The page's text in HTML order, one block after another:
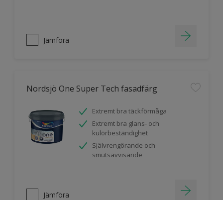
Jämföra
Nordsjö One Super Tech fasadfärg
Extremt bra täckförmåga
Extremt bra glans- och
kulörbeständighet
Självrengörande och
smutsavvisande
Jämföra